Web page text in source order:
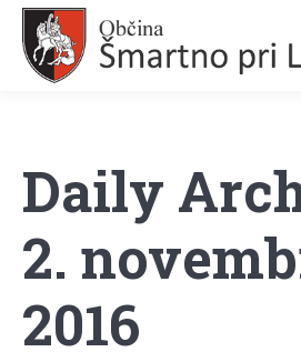
Daily
2.
2016